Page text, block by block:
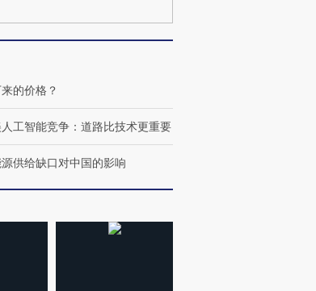
阿根廷3-0阿尔及利亚
猛犸象化石接连露出
的价格？
工智能竞争：道路比技术更重要
供给缺口对中国的影响